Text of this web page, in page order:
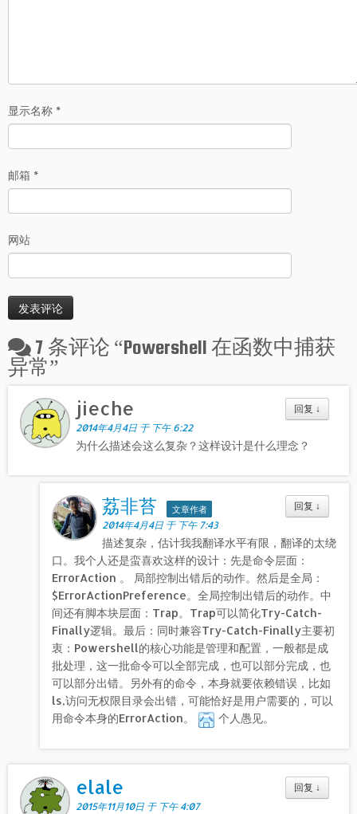
显示名称 *
邮箱 *
网站
7 条评论 “Powershell 在函数中捕获
异常”
回复 ↓
jieche
2014年4月4日 于 下午 6:22
为什么描述会这么复杂？这样设计是什么理念？
回复 ↓
荔非苔
文章作者
2014年4月4日 于 下午 7:43
描述复杂，估计我我翻译水平有限，翻译的太绕
口。我个人还是蛮喜欢这样的设计：先是命令层面：
ErrorAction 。 局部控制出错后的动作。然后是全局：
$ErrorActionPreference。全局控制出错后的动作。中
间还有脚本块层面：Trap。Trap可以简化Try-Catch-
Finally逻辑。最后：同时兼容Try-Catch-Finally主要初
衷：Powershell的核心功能是管理和配置，一般都是成
批处理，这一批命令可以全部完成，也可以部分完成，也
可以部分出错。另外有的命令，本身就要依赖错误，比如
ls,访问无权限目录会出错，可能恰好是用户需要的，可以
用命令本身的ErrorAction。
个人愚见。
回复 ↓
elale
2015年11月10日 于 下午 4:07